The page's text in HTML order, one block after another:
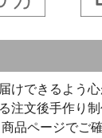
けできるよう
注文後手作り制
品ページでご